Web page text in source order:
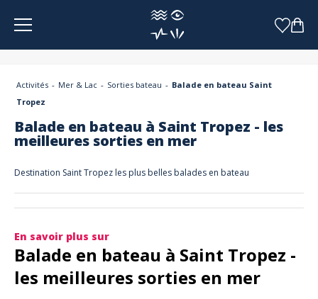
Panneau de gestion des cookies
Activités Mer & Lac Sorties bateau
Balade en bateau Saint
Tropez
Balade en bateau à Saint Tropez - les
meilleures sorties en mer
Destination Saint Tropez les plus belles balades en bateau
En savoir plus sur
Balade en bateau à Saint Tropez -
les meilleures sorties en mer